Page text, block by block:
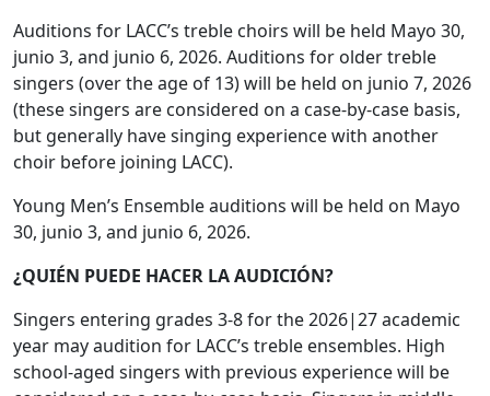
Auditions for LACC’s treble choirs will be held Mayo 30,
junio 3, and junio 6, 2026. Auditions for older treble
singers (over the age of 13) will be held on junio 7, 2026
(these singers are considered on a case-by-case basis,
but generally have singing experience with another
choir before joining LACC).
Young Men’s Ensemble auditions will be held on Mayo
30, junio 3, and junio 6, 2026.
¿QUIÉN PUEDE HACER LA AUDICIÓN?
Singers entering grades 3-8 for the 2026|27 academic
year may audition for LACC’s treble ensembles. High
school-aged singers with previous experience will be